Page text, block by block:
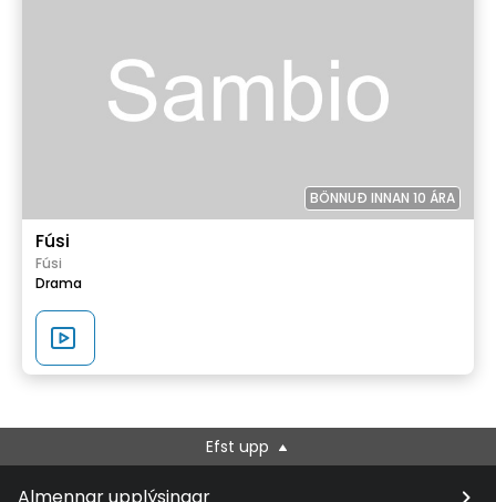
BÖNNUÐ INNAN 10 ÁRA
Fúsi
Fúsi
Drama
Efst upp